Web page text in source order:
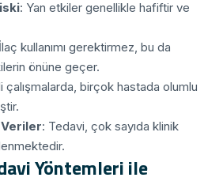
: Yan etkiler genellikle hafiftir ve
kullanımı gerektirmez, bu da
önüne geçer.
çalışmalarda, birçok hastada olumlu
Veriler: Tedavi, çok sayıda klinik
Yöntemleri ile